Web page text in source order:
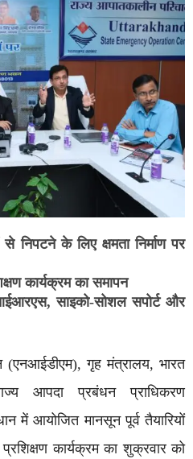
के लिए क्षमता निर्माण पर
कार्यक्रम का समापन
साइको-सोशल सपोर्ट और
(एनआईडीएम), गृह मंत्रालय, भारत
आपदा प्रबंधन प्राधिकरण
में आयोजित मानसून पूर्व तैयारियों
प्रशिक्षण कार्यक्रम का शुक्रवार को